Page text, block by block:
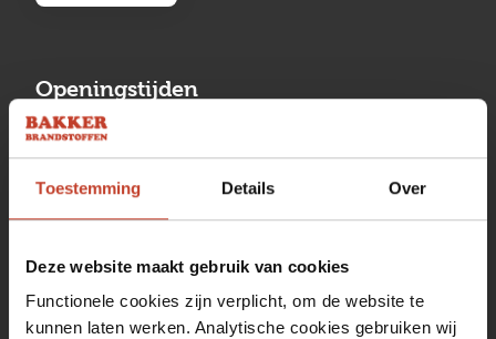
Toestemming Details Over
Deze website maakt gebruik van cookies
Functionele cookies zijn verplicht, om de website te
kunnen laten werken. Analytische cookies gebruiken wij
Openingstijden
Maandag
13:00 tot 17:00
Dinsdag
08:00 tot 17:00
08:00 tot 17:00
Vrijdag
08:00 tot 17:00